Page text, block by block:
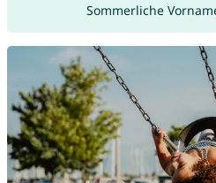
Sommerliche